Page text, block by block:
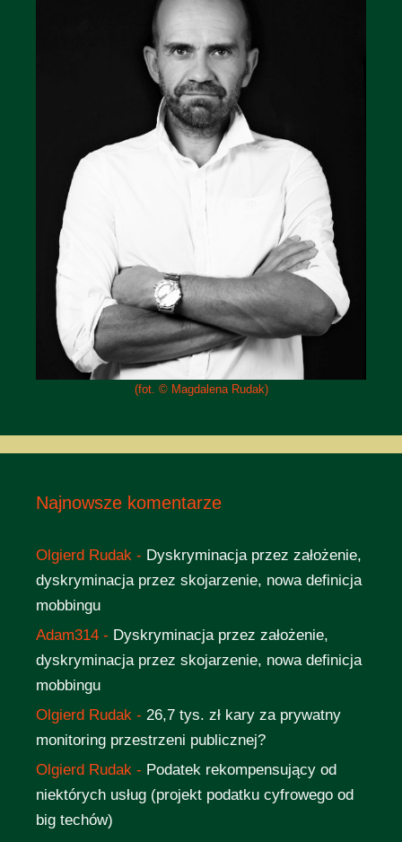
(fot. © Magdalena Rudak)
Najnowsze komentarze
Olgierd Rudak - Dyskryminacja przez założenie,
dyskryminacja przez skojarzenie, nowa definicja
mobbingu
Adam314 - Dyskryminacja przez założenie,
dyskryminacja przez skojarzenie, nowa definicja
mobbingu
Olgierd Rudak - 26,7 tys. zł kary za prywatny
monitoring przestrzeni publicznej?
Olgierd Rudak - Podatek rekompensujący od
niektórych usług (projekt podatku cyfrowego od
big techów)